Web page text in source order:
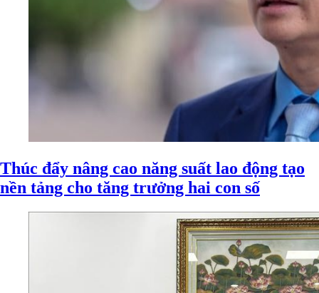
Thúc đẩy nâng cao năng suất lao động tạo
nền tảng cho tăng trưởng hai con số